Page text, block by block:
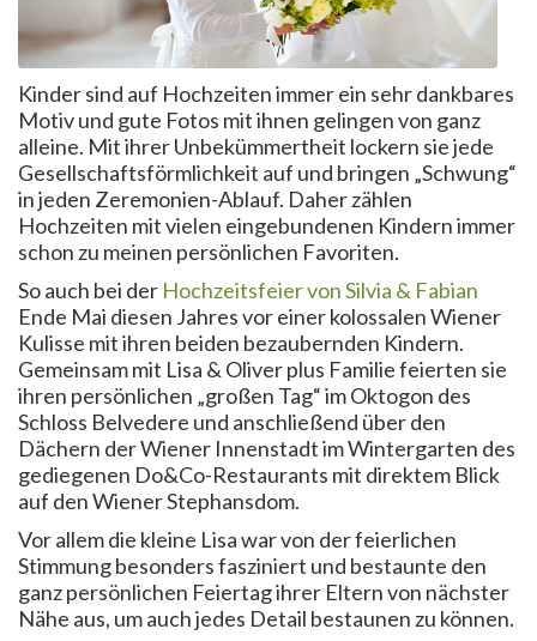
Kinder sind auf Hochzeiten immer ein sehr dankbares
Motiv und gute Fotos mit ihnen gelingen von ganz
alleine. Mit ihrer Unbekümmertheit lockern sie jede
Gesellschaftsförmlichkeit auf und bringen „Schwung“
in jeden Zeremonien-Ablauf. Daher zählen
Hochzeiten mit vielen eingebundenen Kindern immer
schon zu meinen persönlichen Favoriten.
So auch bei der Hochzeitsfeier von Silvia & Fabian
Ende Mai diesen Jahres vor einer kolossalen Wiener
Kulisse mit ihren beiden bezaubernden Kindern.
Gemeinsam mit Lisa & Oliver plus Familie feierten sie
ihren persönlichen „großen Tag“ im Oktogon des
Schloss Belvedere und anschließend über den
Dächern der Wiener Innenstadt im Wintergarten des
gediegenen Do&Co-Restaurants mit direktem Blick
auf den Wiener Stephansdom.
Vor allem die kleine Lisa war von der feierlichen
Stimmung besonders fasziniert und bestaunte den
ganz persönlichen Feiertag ihrer Eltern von nächster
Nähe aus, um auch jedes Detail bestaunen zu können.